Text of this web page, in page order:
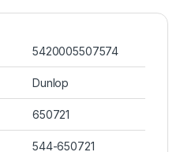
5420005507574
Dunlop
650721
544-650721